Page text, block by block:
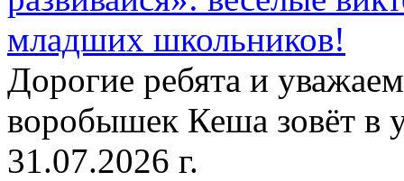
младших школьников!
Дорогие ребята и
воробышек Кеша зовёт в
31.07.2026 г.